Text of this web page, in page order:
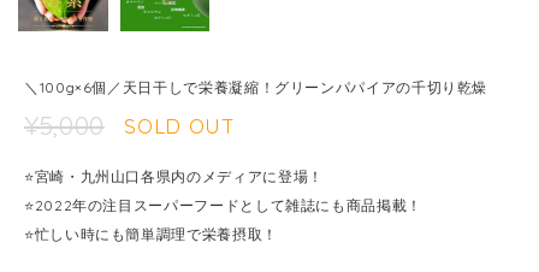
＼100g×6個／天日干しで栄養凝縮！グリーンパパイアの千切り乾燥
¥5,000 SOLD OUT
⭐️宮崎・九州山口各県内のメディアに登場！
⭐️2022年の注目スーパーフードとして雑誌にも商品掲載！
⭐️忙しい時にも簡単調理で栄養摂取！